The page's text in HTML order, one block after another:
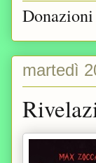
martedì